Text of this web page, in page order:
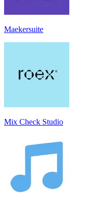
Maekersuite
Mix Check Studio